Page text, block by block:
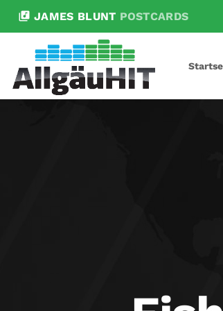
library_music JAMES BLUNT POSTCARDS